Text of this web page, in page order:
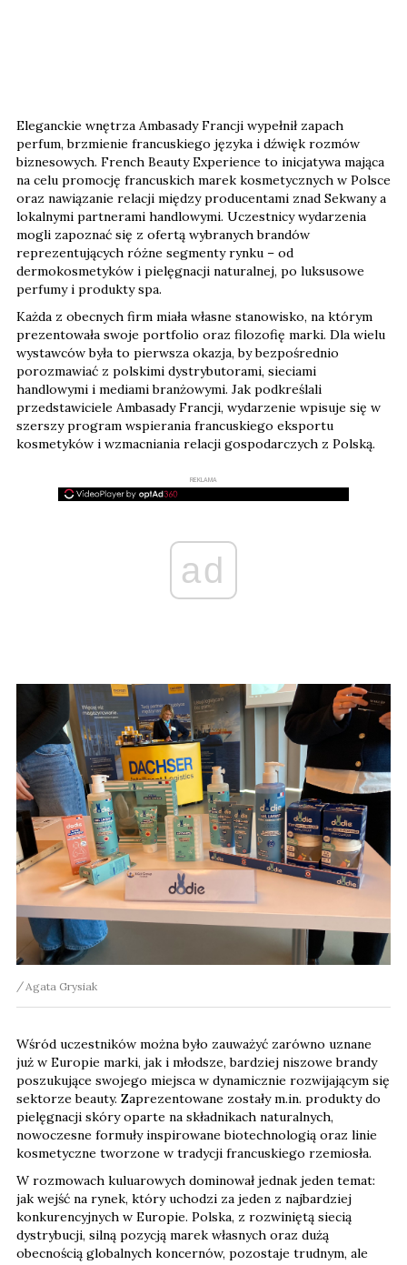
Eleganckie wnętrza Ambasady Francji wypełnił zapach
perfum, brzmienie francuskiego języka i dźwięk rozmów
biznesowych. French Beauty Experience to inicjatywa mająca
na celu promocję francuskich marek kosmetycznych w Polsce
oraz nawiązanie relacji między producentami znad Sekwany a
lokalnymi partnerami handlowymi. Uczestnicy wydarzenia
mogli zapoznać się z ofertą wybranych brandów
reprezentujących różne segmenty rynku – od
dermokosmetyków i pielęgnacji naturalnej, po luksusowe
perfumy i produkty spa.
Każda z obecnych firm miała własne stanowisko, na którym
prezentowała swoje portfolio oraz filozofię marki. Dla wielu
wystawców była to pierwsza okazja, by bezpośrednio
porozmawiać z polskimi dystrybutorami, sieciami
handlowymi i mediami branżowymi. Jak podkreślali
przedstawiciele Ambasady Francji, wydarzenie wpisuje się w
szerszy program wspierania francuskiego eksportu
kosmetyków i wzmacniania relacji gospodarczych z Polską.
REKLAMA
ad
Agata Grysiak
Wśród uczestników można było zauważyć zarówno uznane
już w Europie marki, jak i młodsze, bardziej niszowe brandy
poszukujące swojego miejsca w dynamicznie rozwijającym się
sektorze beauty. Zaprezentowane zostały m.in. produkty do
pielęgnacji skóry oparte na składnikach naturalnych,
nowoczesne formuły inspirowane biotechnologią oraz linie
kosmetyczne tworzone w tradycji francuskiego rzemiosła.
W rozmowach kuluarowych dominował jednak jeden temat:
jak wejść na rynek, który uchodzi za jeden z najbardziej
konkurencyjnych w Europie. Polska, z rozwiniętą siecią
dystrybucji, silną pozycją marek własnych oraz dużą
obecnością globalnych koncernów, pozostaje trudnym, ale